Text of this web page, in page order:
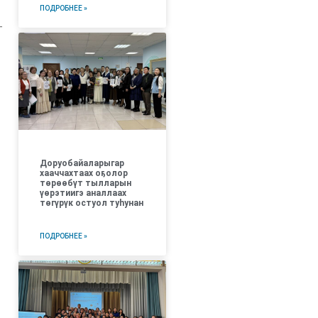
ПОДРОБНЕЕ »
Доруобайаларыгар
хааччахтаах оҕолор
төрөөбүт тылларын
үөрэтиигэ аналлаах
төгүрүк остуол туһунан
ПОДРОБНЕЕ »